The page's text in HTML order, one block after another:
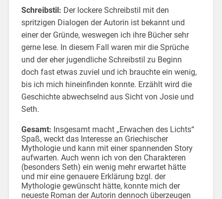
Schreibstil: Der lockere Schreibstil mit den
spritzigen Dialogen der Autorin ist bekannt und
einer der Gründe, weswegen ich ihre Bücher sehr
gerne lese. In diesem Fall waren mir die Sprüche
und der eher jugendliche Schreibstil zu Beginn
doch fast etwas zuviel und ich brauchte ein wenig,
bis ich mich hineinfinden konnte. Erzählt wird die
Geschichte abwechselnd aus Sicht von Josie und
Seth.
Gesamt: Insgesamt macht „Erwachen des Lichts“
Spaß, weckt das Interesse an Griechischer
Mythologie und kann mit einer spannenden Story
aufwarten. Auch wenn ich von den Charakteren
(besonders Seth) ein wenig mehr erwartet hätte
und mir eine genauere Erklärung bzgl. der
Mythologie gewünscht hätte, konnte mich der
neueste Roman der Autorin dennoch überzeugen